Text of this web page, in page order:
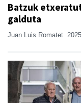
Batzuk
galduta
Juan Luis Romatet